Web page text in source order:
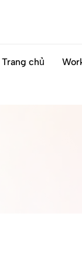
Trang chủ